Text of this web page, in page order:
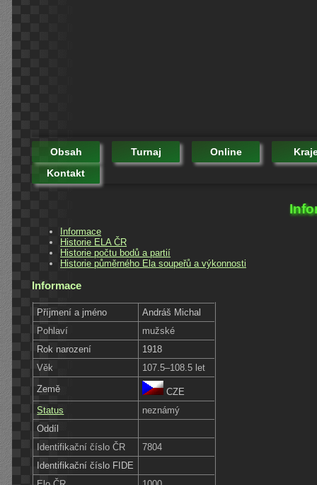
Obsah Turnaj Online
Kontakt
Informace
Historie ELA ČR
Historie počtu bodů a partií
Historie půměrného Ela soupeřů a výkonnosti
Informace
Příjmení a jméno
Andráš Michal
Pohlaví
mužské
Rok narození
1918
Věk
107.5–108.5 let
Země
CZE
Status
neznámý
Oddíl
Identifikační číslo ČR
7804
Identifikační číslo FIDE